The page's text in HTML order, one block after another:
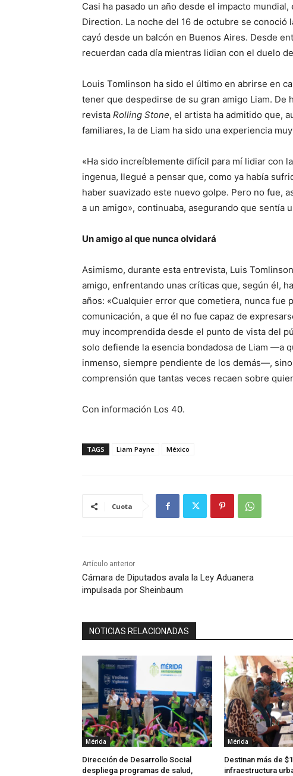
Casi ha pasado un año desde el impacto
Direction. La noche del 16 de octubre se conoció
cayó desde un balcón en Buenos Aires. Desde
recuerdan cada día mientras lidian con el duelo
Louis Tomlinson ha sido el último en abrirse en
tener que despedirse de su gran amigo Liam. De
revista Rolling Stone, el artista ha admitido que,
familiares, la de Liam ha sido una experiencia
«Ha sido increíblemente difícil para mí lidiar con
ingenua, llegué a pensar que, como ya había
haber suavizado este nuevo golpe. Pero no fue,
a un amigo», continuaba, asegurando que sentía
Un amigo al que nunca olvidará
Asimismo, durante esta entrevista, Luis
amigo, enfrentando unas críticas que, según él,
años: «Cualquier error que cometiera, nunca fue
comunicación, a que él no fue capaz de
muy incomprendida desde el punto de vista del
solo defiende la esencia bondadosa de Liam —a
inmenso, siempre pendiente de los demás—,
comprensión que tantas veces recaen sobre
Con información Los 40.
TAGS Liam Payne México
Cuota
Artículo anterior
Cámara de Diputados avala la Ley Aduanera
impulsada por Sheinbaum
NOTICIAS RELACIONADAS
Mérida
Dirección de Desarrollo Social
despliega programas de salud,
Mérida
Destinan más de
infraestructura